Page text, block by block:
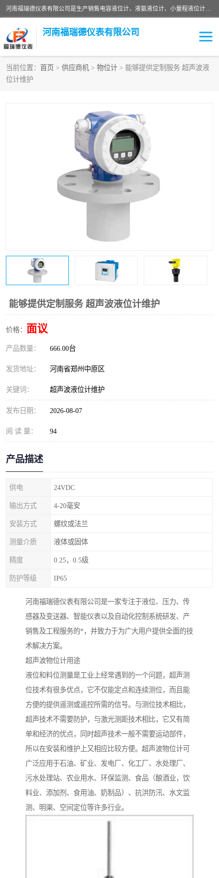
河南福瑞德仪表有限公司是生产销售电容液位计、液氨液位计、小量程液位计定制、智能锅炉水位计、液氮液位计等；并在产品开发、研制的过程中，吸取国内外仪器仪表的技术精华，建立了一支高、精、尖的科研开发队伍，使产品性能不断升级。
河南福瑞德仪表有限公司
当前位置： 首页 > 供应商机 > 物位计 > 能够提供定制服务 超声波液
位计维护
能够提供定制服务 超声波液位计维护
价格： 面议
产品数量： 666.00台
发货地址： 河南省郑州中原区
关键词： 超声波液位计维护
发布日期： 2026-08-07
阅 读 量： 94
产品描述
供电 24VDC
输出方式 4-20毫安
安装方式 螺纹或法兰
测量介质 液体或固体
精度 0.25，0.5级
防护等级 IP65
河南福瑞德仪表有限公司是一家专注于液位、压力、传
感器及变送器、智能仪表以及自动化控制系统研发、产
销售及工程服务的*，并致力于为广大用户提供全面的技
术解决方案。
超声波物位计用途
液位和料位测量是工业上经常遇到的一个问题，超声测
位技术有很多优点，它不仅能定点和连续测位，而且能
方便的提供遥测或遥控所需的信号。与测位技术相比，
超声技术不需要防护，与激光测距技术相比，它又有简
单和经济的优点，同时超声技术一般不需要运动部件，
所以在安装和维护上又相应比较方便。超声波物位计可
广泛应用于石油、矿业、发电厂、化工厂、水处理厂、
污水处理站、农业用水、环保监测、食品（酿酒业，饮
料业、添加剂、食用油、奶制品）、抗洪防汛、水文监
测、明渠、空间定位等许多行业。
液位计
液氮液位计
液位计传感器定制
物位计
测漏仪
流量仪表